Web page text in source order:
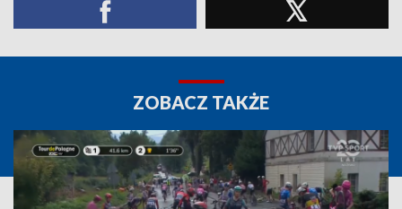
ZOBACZ TAKŻE